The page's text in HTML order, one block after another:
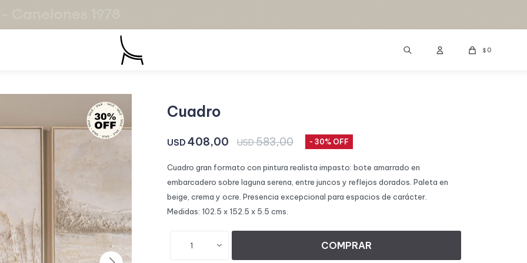
$ 0
Cuadro
USD 408,00 USD583,00 30
Cuadro gran formato con pintura realista impasto: bote amarrado en
embarcadero sobre laguna serena, entre juncos y reflejos dorados. Paleta en
beige, crema y ocre. Presencia excepcional para espacios de carácter.
Medidas: 102.5 x 152.5 x 5.5 cms.
1 COMPRAR